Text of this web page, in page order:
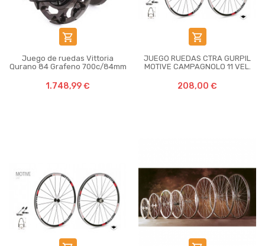

Juego de ruedas Vittoria
Qurano 84 Grafeno 700c/84mm
1.748,99 €

JUEGO RUEDAS CTRA GURPIL
MOTIVE CAMPAGNOLO 11 VEL.
208,00 €